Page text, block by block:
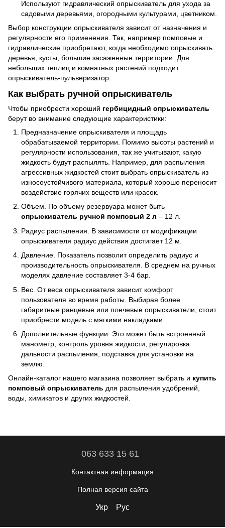
Используют гидравлический опрыскиватель для ухода за
садовыми деревьями, огородными культурами, цветником.
Выбор конструкции опрыскивателя зависит от назначения и
регулярности его применения. Так, например помповые и
гидравлические приобретают, когда необходимо опрыскивать
деревья, кусты, большие засаженные территории. Для
небольших теплиц и комнатных растений подходит
опрыскиватель-пульверизатор.
Как выбрать ручной опрыскиватель
Чтобы приобрести хороший гербицидный опрыскиватель
берут во внимание следующие характеристики:
Предназначение опрыскивателя и площадь
обрабатываемой территории. Помимо высоты растений и
регулярности использования, так же учитывают, какую
жидкость будут распылять. Например, для распыления
агрессивных жидкостей стоит выбрать опрыскиватель из
износоустойчивого материала, который хорошо переносит
воздействие горячих веществ или красок.
Объем. По объему резервуара может быть
опрыскиватель ручной помповый 2 л – 12 л.
Радиус распыления. В зависимости от модификации
опрыскивателя радиус действия достигает 12 м.
Давление. Показатель позволит определить радиус и
производительность опрыскивателя. В среднем на ручных
моделях давление составляет 3-4 бар.
Вес. От веса опрыскивателя зависит комфорт
пользователя во время работы. Выбирая более
габаритные ранцевые или плечевые опрыскиватели, стоит
приобрести модель с мягкими накладками.
Дополнительные функции. Это может быть встроенный
манометр, контроль уровня жидкости, регулировка
дальности распыления, подставка для установки на
землю.
Онлайн-каталог нашего магазина позволяет выбрать и купить
помповый опрыскиватель для распыления удобрений,
воды, химикатов и других жидкостей.
063 633 15 61
Контактная информация
Полная версия сайта
Укр Рус